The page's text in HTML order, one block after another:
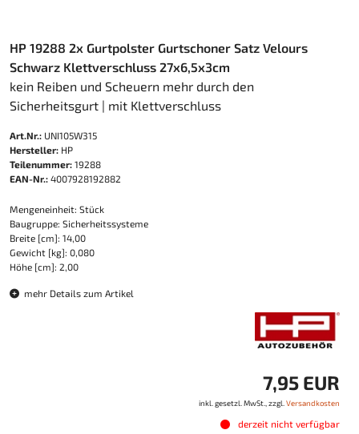
HP 19288 2x Gurtpolster Gurtschoner Satz Velours
Schwarz Klettverschluss 27x6,5x3cm
kein Reiben und Scheuern mehr durch den
Sicherheitsgurt | mit Klettverschluss
Art.Nr.: UNI105W315
Hersteller: HP
Teilenummer: 19288
EAN-Nr.: 4007928192882
Mengeneinheit: Stück
Baugruppe: Sicherheitssysteme
Breite [cm]: 14,00
Gewicht [kg]: 0,080
Höhe [cm]: 2,00
mehr Details zum Artikel
7,95 EUR
inkl. gesetzl. MwSt., zzgl. Versandkosten
derzeit nicht verfügbar